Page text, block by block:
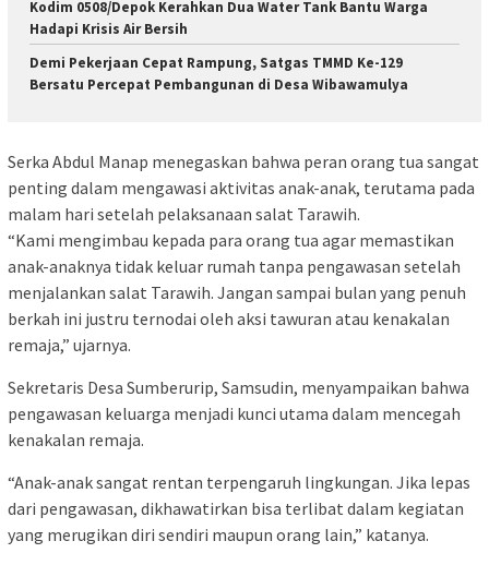
Kodim 0508/Depok Kerahkan Dua Water Tank Bantu Warga
Hadapi Krisis Air Bersih
Demi Pekerjaan Cepat Rampung, Satgas TMMD Ke-129
Bersatu Percepat Pembangunan di Desa Wibawamulya
Serka Abdul Manap menegaskan bahwa peran orang tua sangat
penting dalam mengawasi aktivitas anak-anak, terutama pada
malam hari setelah pelaksanaan salat Tarawih.
“Kami mengimbau kepada para orang tua agar memastikan
anak-anaknya tidak keluar rumah tanpa pengawasan setelah
menjalankan salat Tarawih. Jangan sampai bulan yang penuh
berkah ini justru ternodai oleh aksi tawuran atau kenakalan
remaja,” ujarnya.
Sekretaris Desa Sumberurip, Samsudin, menyampaikan bahwa
pengawasan keluarga menjadi kunci utama dalam mencegah
kenakalan remaja.
“Anak-anak sangat rentan terpengaruh lingkungan. Jika lepas
dari pengawasan, dikhawatirkan bisa terlibat dalam kegiatan
yang merugikan diri sendiri maupun orang lain,” katanya.